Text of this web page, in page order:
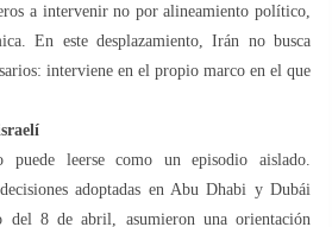
a intervenir no por alineamiento político,
En este desplazamiento, Irán no busca
interviene en el propio marco en el que
leerse como un episodio aislado.
adoptadas en Abu Dhabi y Dubái
8 de abril, asumieron una orientación